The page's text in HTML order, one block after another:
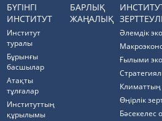
БҮГІНГІ
ИНСТИТУТ
Институт
туралы
Бұрынғы
басшылар
Атақты
тұлғалар
Институттың
құрылымы
БАРЛЫҚ
ЖАҢАЛЫҚ
Әлемдік
Ғылыми
Климаттың
Өңірлік
Бәсекелес